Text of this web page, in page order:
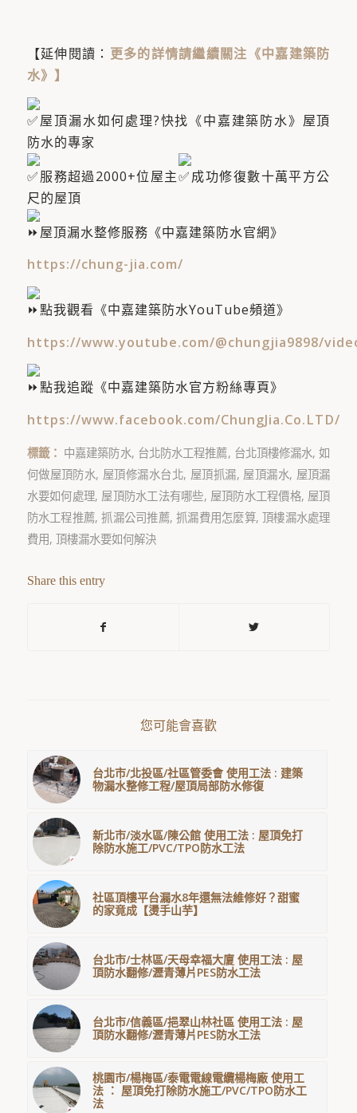
【延伸閱讀： 更多的詳情請繼續關注《中嘉建築防
水》 】
屋頂漏水如何處理?快找《中嘉建築防水》屋頂
防水的專家
服務超過2000+位屋主​
成功修復數十萬平方公
尺的屋頂
屋頂漏水整修服務《中嘉建築防水官網》
https://chung-jia.com/
點我觀看《中嘉建築防水YouTube頻道》
https://www.youtube.com/@chungjia9898/
點我追蹤《中嘉建築防水官方粉絲專頁》
https://www.facebook.com/ChungJia.Co.LTD/
標籤： 中嘉建築防水, 台北防水工程推薦, 台北頂樓修漏水,如
何做屋頂防水, 屋頂修漏水台北, 屋頂抓漏, 屋頂漏水, 屋頂漏
水要如何處理, 屋頂防水工法有哪些, 屋頂防水工程價格, 屋頂
防水工程推薦,抓漏公司推薦,抓漏費用怎麼算,頂樓漏水處理
費用, 頂樓漏水要如何解決
Share this entry
您可能會喜歡
台北市/北投區/社區管委會 使用工法 : 建築
物漏水整修工程/屋頂局部防水修復
新北市/淡水區/陳公館 使用工法 : 屋頂免打
除防水施工/PVC/TPO防水工法
社區頂樓平台漏水8年還無法維修好？甜蜜
的家竟成【燙手山芋】
台北市/士林區/天母幸福大廈 使用工法 : 屋
頂防水翻修/瀝青薄片PES防水工法
台北市/信義區/挹翠山林社區 使用工法 : 屋
頂防水翻修/瀝青薄片PES防水工法
桃園市/楊梅區/泰電電線電纜楊梅廠 使用工
法 ： 屋頂免打除防水施工/PVC/TPO防水工
法